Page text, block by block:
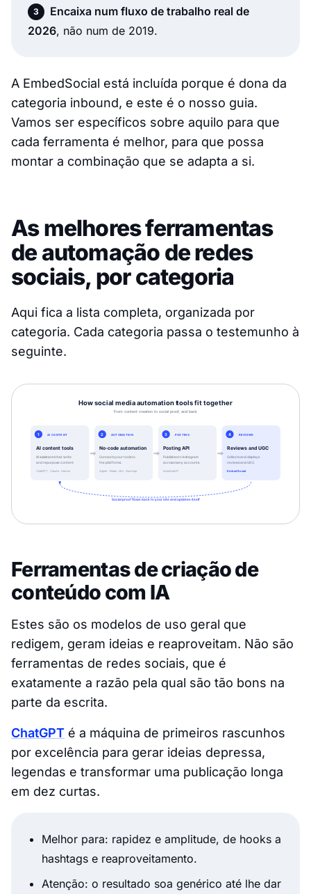
Encaixa num fluxo de trabalho real de
2026, não num de 2019.
A EmbedSocial está incluída porque é dona da
categoria inbound, e este é o nosso guia.
Vamos ser específicos sobre aquilo para que
cada ferramenta é melhor, para que possa
montar a combinação que se adapta a si.
As melhores ferramentas
de automação de redes
sociais, por categoria
Aqui fica a lista completa, organizada por
categoria. Cada categoria passa o testemunho à
seguinte.
Ferramentas de criação de
conteúdo com IA
Estes são os modelos de uso geral que
redigem, geram ideias e reaproveitam. Não são
ferramentas de redes sociais, que é
exatamente a razão pela qual são tão bons na
parte da escrita.
ChatGPT é a máquina de primeiros rascunhos
por excelência para gerar ideias depressa,
legendas e transformar uma publicação longa
em dez curtas.
Melhor para: rapidez e amplitude, de hooks a
hashtags e reaproveitamento.
Atenção: o resultado soa genérico até lhe dar